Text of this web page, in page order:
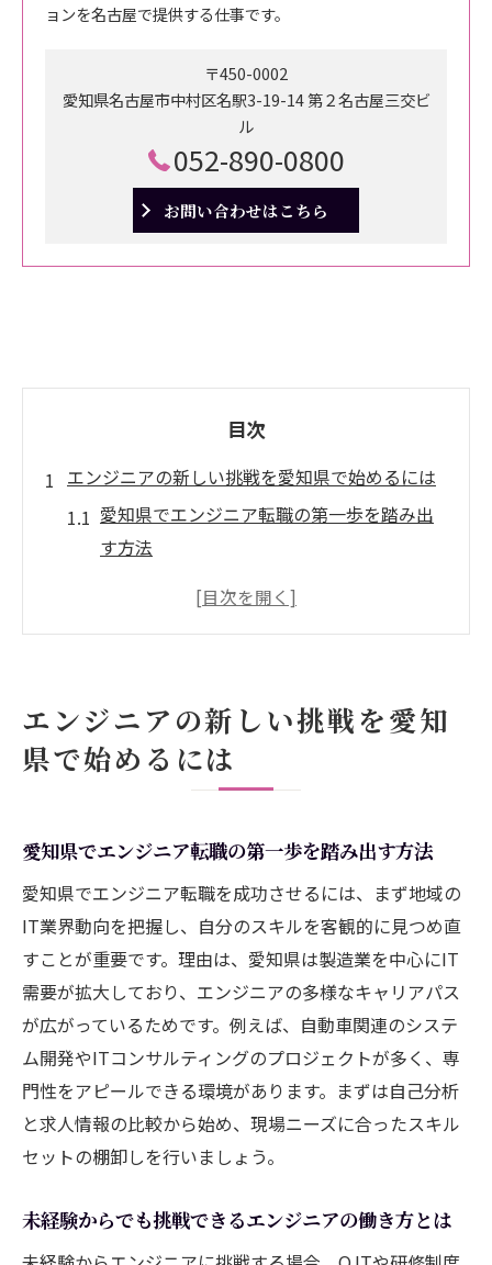
ョンを名古屋で提供する仕事です。
〒450-0002
愛知県名古屋市中村区名駅3-19-14 第２名古屋三交ビ
ル
052-890-0800
お問い合わせはこちら
目次
エンジニアの新しい挑戦を愛知県で始めるには
愛知県でエンジニア転職の第一歩を踏み出
す方法
未経験からでも挑戦できるエンジニアの働
イント
プロジェクト経験が愛知県で活きる理由を
備
プロジェクト成功へ導くエンジニア必須スキル
集
エンジニアが身につけたい基本プロジェク
ト管理術
プロジェクト成功に直結するITスキルの重
愛知県の現場で役立つエンジニアの実践力
とは
き方
プロジェクト推進に必要なコミュニケーシ
エンジニアの新しい挑戦を愛知
県で始めるには
愛知県でエンジニア転職の第一歩を踏み出す方法
愛知県でエンジニア転職を成功させるには、まず地域の
IT業界動向を把握し、自分のスキルを客観的に見つめ直
すことが重要です。理由は、愛知県は製造業を中心にIT
需要が拡大しており、エンジニアの多様なキャリアパス
が広がっているためです。例えば、自動車関連のシステ
ム開発やITコンサルティングのプロジェクトが多く、専
門性をアピールできる環境があります。まずは自己分析
と求人情報の比較から始め、現場ニーズに合ったスキル
セットの棚卸しを行いましょう。
未経験からでも挑戦できるエンジニアの働き方とは